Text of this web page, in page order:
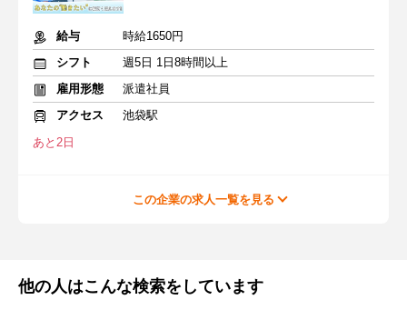
給与
時給1650円
シフト
週5日 1日8時間以上
雇用形態
派遣社員
アクセス
池袋駅
あと2日
この企業の求人一覧を見る
他の人はこんな検索をしています